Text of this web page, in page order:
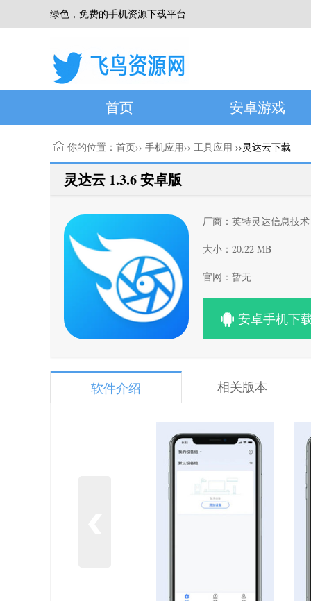
绿色，免费的手机资源下载平台
首页 安卓游戏
你的位置： 首页›› 手机应用›› 工具应用 ››灵达云下载
灵达云 1.3.6 安卓版
安卓手机下
厂商：英特灵达信息技
大小：20.22 MB
官网：暂无
软件介绍 相关版本